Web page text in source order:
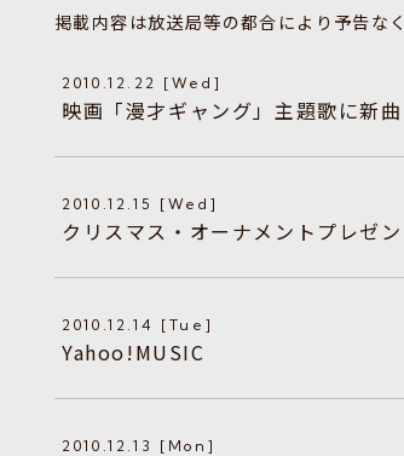
掲載内容は放送局等の都合により予告な
2010.12.22 [Wed]
映画「漫才ギャング」主題歌に新
2010.12.15 [Wed]
クリスマス・オーナメントプレゼン
2010.12.14 [Tue]
Yahoo!MUSIC
2010.12.13 [Mon]